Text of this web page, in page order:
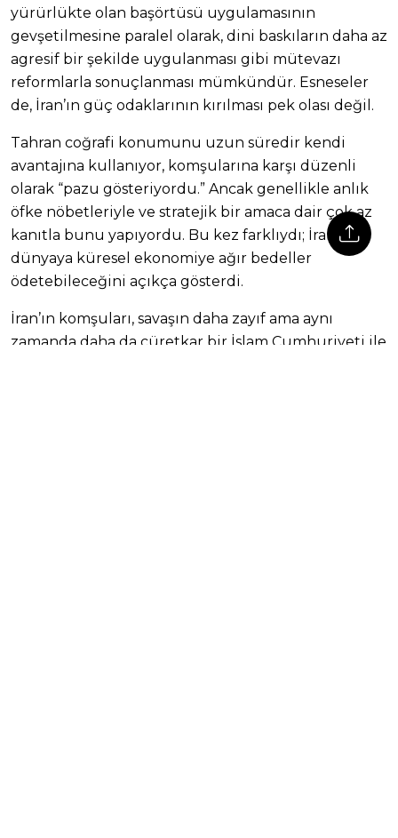
yürürlükte olan başörtüsü uygulamasının
gevşetilmesine paralel olarak, dini baskıların daha az
agresif bir şekilde uygulanması gibi mütevazı
reformlarla sonuçlanması mümkündür. Esneseler
de, İran’ın güç odaklarının kırılması pek olası değil.
Tahran coğrafi konumunu uzun süredir kendi
avantajına kullanıyor, komşularına karşı düzenli
olarak “pazu gösteriyordu.” Ancak genellikle anlık
öfke nöbetleriyle ve stratejik bir amaca dair çok az
kanıtla bunu yapıyordu. Bu kez farklıydı; İran
dünyaya küresel ekonomiye ağır bedeller
ödetebileceğini açıkça gösterdi.
İran’ın komşuları, savaşın daha zayıf ama aynı
zamanda daha da cüretkar bir İslam Cumhuriyeti ile